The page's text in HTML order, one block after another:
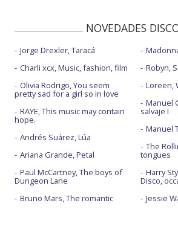
NOVEDADES
Jorge Drexler, Taracá
Charli xcx, Music, fashion, film
Olivia Rodrigo, You seem
pretty sad for a girl so in love
RAYE, This music may contain
hope.
Andrés Suárez, Lúa
Ariana Grande, Petal
Paul McCartney, The boys of
Dungeon Lane
Bruno Mars, The romantic
Robyn,
Loreen,
Manuel
salvaje I
Manuel
The
tongues
Harry
Disco,
Jessie